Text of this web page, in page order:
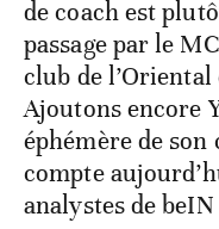
de coach est
passage par le
club de
Ajoutons encore
éphémère de
compte
analystes de